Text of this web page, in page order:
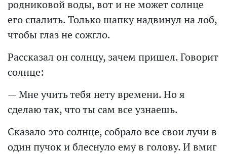
родниковой воды, вот и не может солнце
его спалить. Только шапку надвинул на лоб,
чтобы глаз не сожгло.
Рассказал он солнцу, зачем пришел. Говорит
солнце:
— Мне учить тебя нету времени. Но я
сделаю так, что ты сам все узнаешь.
Сказало это солнце, собрало все свои лучи в
один пучок и блеснуло ему в голову. И вмиг